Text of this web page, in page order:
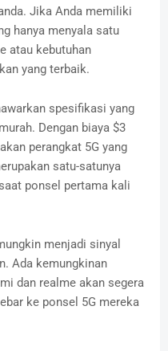
Jika Anda memiliki
hanya menyala satu
atau kebutuhan
yang terbaik.
spesifikasi yang
Dengan biaya $3
perangkat 5G yang
satu-satunya
ponsel pertama kali
menjadi sinyal
Ada kemungkinan
dan realme akan segera
ke ponsel 5G mereka